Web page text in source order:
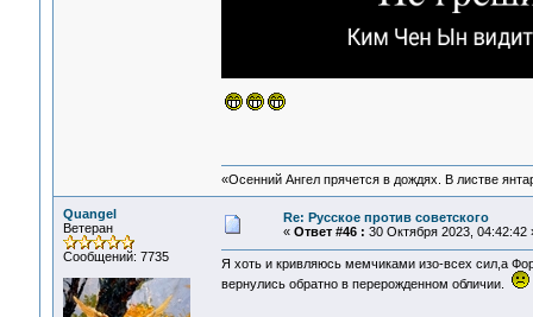
«Осенний Ангел прячется в дождях. В листве
Quangel
Ветеран
Сообщений: 7735
Re: Русское против советского
« Ответ #46 : 30 Октября 2023, 04:42:42
Я хоть и кривляюсь мемчиками изо-всех сил,а
вернулись обратно в перерожденном обличии.